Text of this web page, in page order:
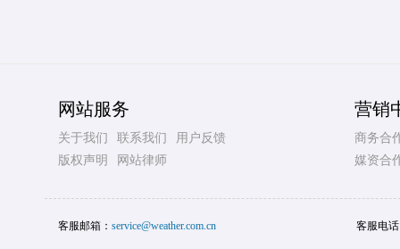
网站服务
关于我们 联系我们
用户反馈
版权声明
网站律师
营销
商务合
媒资合
客服邮箱： service@weather.com.cn 客服电